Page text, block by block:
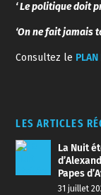
‘ Le politique doit
‘On ne fait jamais
Consultez le PLAN
LES ARTICLES
La Nuit
Papes
31 juillet